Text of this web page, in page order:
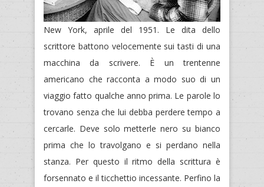
New York, aprile del 1951. Le dita dello
scrittore battono velocemente sui tasti di una
macchina da scrivere. È un trentenne
americano che racconta a modo suo di un
viaggio fatto qualche anno prima. Le parole lo
trovano senza che lui debba perdere tempo a
cercarle. Deve solo metterle nero su bianco
prima che lo travolgano e si perdano nella
stanza. Per questo il ritmo della scrittura è
forsennato e il ticchettio incessante. Perfino la